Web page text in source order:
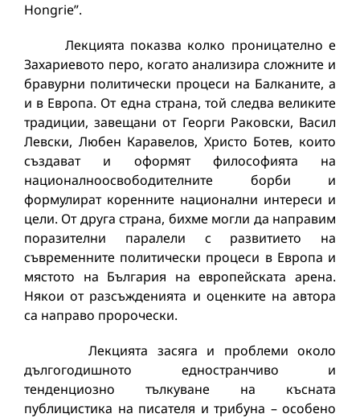
Hongrie”.
Лекцията показва колко проницателно е
Захариевото перо, когато анализира сложните и
бравурни политически процеси на Балканите, а
и в Европа. От една страна, той следва великите
традиции, завещани от Георги Раковски, Васил
Левски, Любен Каравелов, Христо Ботев, които
създават и оформят философията на
националноосвободителните борби и
формулират коренните национални интереси и
цели. От друга страна, бихме могли да направим
поразителни паралели с развитието на
съвременните политически процеси в Европа и
мястото на България на европейската арена.
Някои от разсъжденията и оценките на автора
са направо пророчески.
Лекцията засяга и проблеми около
дългогодишното едностранчиво и
тенденциозно тълкуване на късната
публицистика на писателя и трибуна – особено